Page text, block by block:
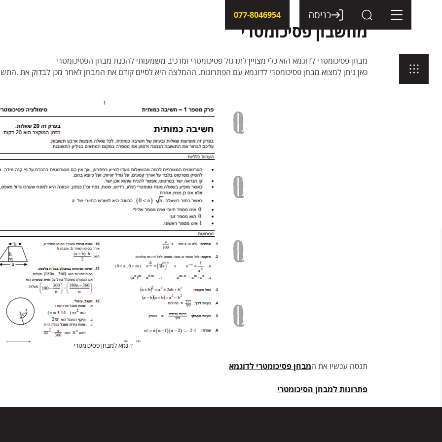
כניסה 077-8046954
מחשבון פסיכומטרי
מבחן פסיכומטרי לדוגמא הוא כלי מצויין לתרגול פסיכומטרי ומרכיב משמעותי להכנת מבחן הפסיכומטרי
כאן ניתן למצוא מבחן פסיכומטרי לדוגמא עם הפתרונות. ההמלצה היא לסיים קודם את המבחן לאחר מכן לבדוק את
דוגמא למבחן פסיכומטרי
תנסה עכשיו את המבחן פסיכומטרי לדוגמא
פתרונות למבחן הסיכומטרי